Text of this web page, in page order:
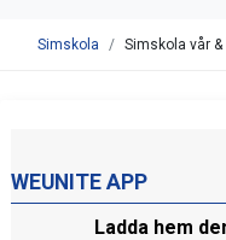
Simskola Simskola vår
WEUNITE APP
Ladda hem